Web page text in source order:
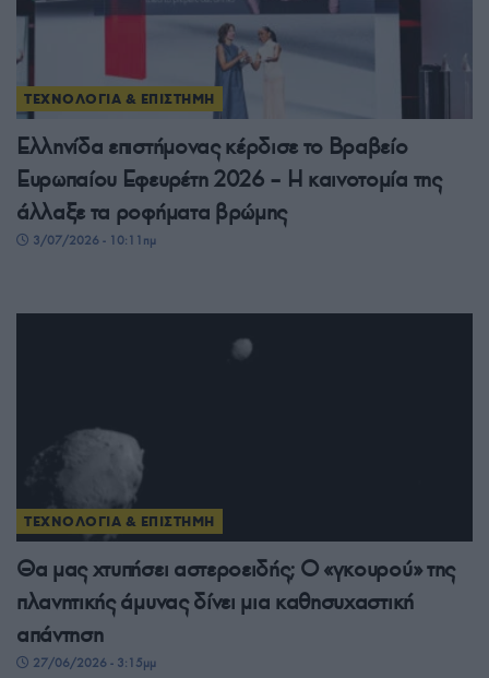
ΤΕΧΝΟΛΟΓΙΑ & ΕΠΙΣΤΗΜΗ
Ελληνίδα επιστήμονας κέρδισε το Βραβείο
Ευρωπαίου Εφευρέτη 2026 – Η καινοτομία της
άλλαξε τα ροφήματα βρώμης
3/07/2026 - 10:11πμ
ΤΕΧΝΟΛΟΓΙΑ & ΕΠΙΣΤΗΜΗ
Θα μας χτυπήσει αστεροειδής; Ο «γκουρού» της
πλανητικής άμυνας δίνει μια καθησυχαστική
απάντηση
27/06/2026 - 3:15μμ